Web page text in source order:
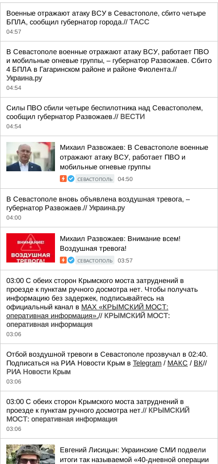
Военные отражают атаку ВСУ в Севастополе, сбито четыре
БПЛА, сообщил губернатор города.// ТАСС
04:57
В Севастополе военные отражают атаку ВСУ, работает ПВО
и мобильные огневые группы, – губернатор Развожаев. Сбито
4 БПЛА в Гагаринском районе и районе Фиолента.//
Украина.ру
04:54
Силы ПВО сбили четыре беспилотника над Севастополем,
сообщил губернатор Развожаев.// ВЕСТИ
04:54
Михаил Развожаев: В Севастополе военные
отражают атаку ВСУ, работает ПВО и
мобильные огневые группы
СЕВАСТОПОЛЬ 04:50
В Севастополе вновь объявлена воздушная тревога, –
губернатор Развожаев.// Украина.ру
04:00
Михаил Развожаев: Внимание всем!
Воздушная тревога!
СЕВАСТОПОЛЬ 03:57
03:00 С обеих сторон Крымского моста затруднений в
проезде к пунктам ручного досмотра нет. Чтобы получать
информацию без задержек, подписывайтесь на
официальный канал в MAX «КРЫМСКИЙ МОСТ:
оперативная информация».// КРЫМСКИЙ МОСТ:
оперативная информация
03:06
Отбой воздушной тревоги в Севастополе прозвучал в 02:40.
Подписаться на РИА Новости Крым в Telegram / МАКС / ВК//
РИА Новости Крым
03:06
03:00 С обеих сторон Крымского моста затруднений в
проезде к пунктам ручного досмотра нет.// КРЫМСКИЙ
МОСТ: оперативная информация
03:06
Евгений Лисицын: Украинские СМИ подвели
итоги так называемой «40-дневной операции